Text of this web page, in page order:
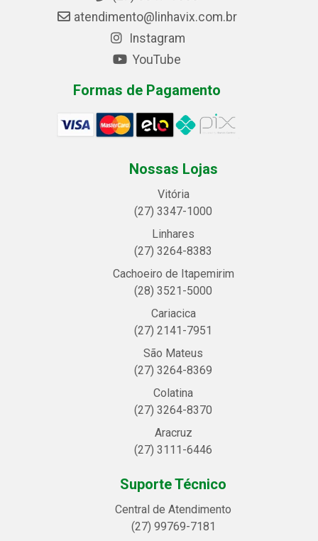
atendimento@linhavix.com.br
Instagram
YouTube
Formas de Pagamento
Nossas Lojas
Vitória
(27) 3347-1000
Linhares
(27) 3264-8383
Cachoeiro de Itapemirim
(28) 3521-5000
Cariacica
(27) 2141-7951
São Mateus
(27) 3264-8369
Colatina
(27) 3264-8370
Aracruz
(27) 3111-6446
Suporte Técnico
Central de Atendimento
(27) 99769-7181